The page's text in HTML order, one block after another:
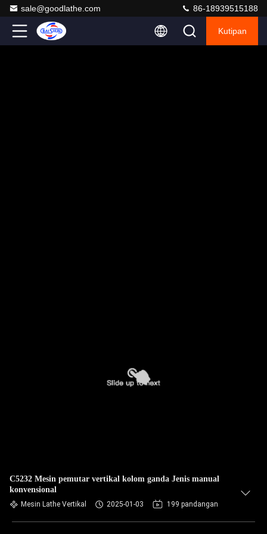
sale@goodlathe.com 86-18939515188
Kutipan
C5232 Mesin pemutar vertikal kolom ganda Jenis manual
konvensional
Mesin Lathe Vertikal 2025-01-03 199 pandangan